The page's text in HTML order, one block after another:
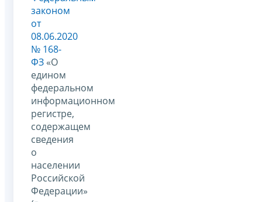
законом
от
08.06.2020
№ 168-
ФЗ «О
едином
федеральном
информационном
регистре,
содержащем
сведения
о
населении
Российской
Федерации»